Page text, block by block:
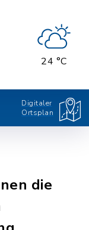
24 °C
Digitaler
Ortsplan
die